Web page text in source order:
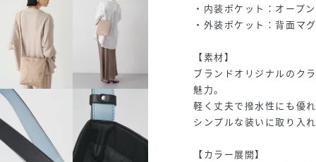
・内装ポケット：オー
・外装ポケット：背面マ
【素材】
ブランドオリジナルのク
魅力。
軽く丈夫で撥水性にも優
シンプルな装いに取り入
【カラー展開】